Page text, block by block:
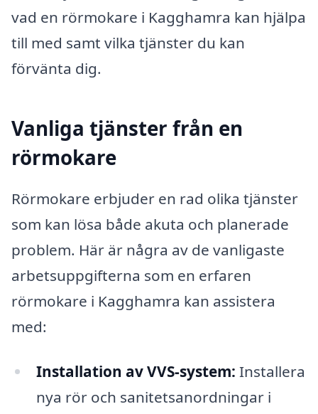
vad en rörmokare i Kagghamra kan hjälpa
till med samt vilka tjänster du kan
förvänta dig.
Vanliga tjänster från en
rörmokare
Rörmokare erbjuder en rad olika tjänster
som kan lösa både akuta och planerade
problem. Här är några av de vanligaste
arbetsuppgifterna som en erfaren
rörmokare i Kagghamra kan assistera
med:
Installation av VVS-system: Installera
nya rör och sanitetsanordningar i